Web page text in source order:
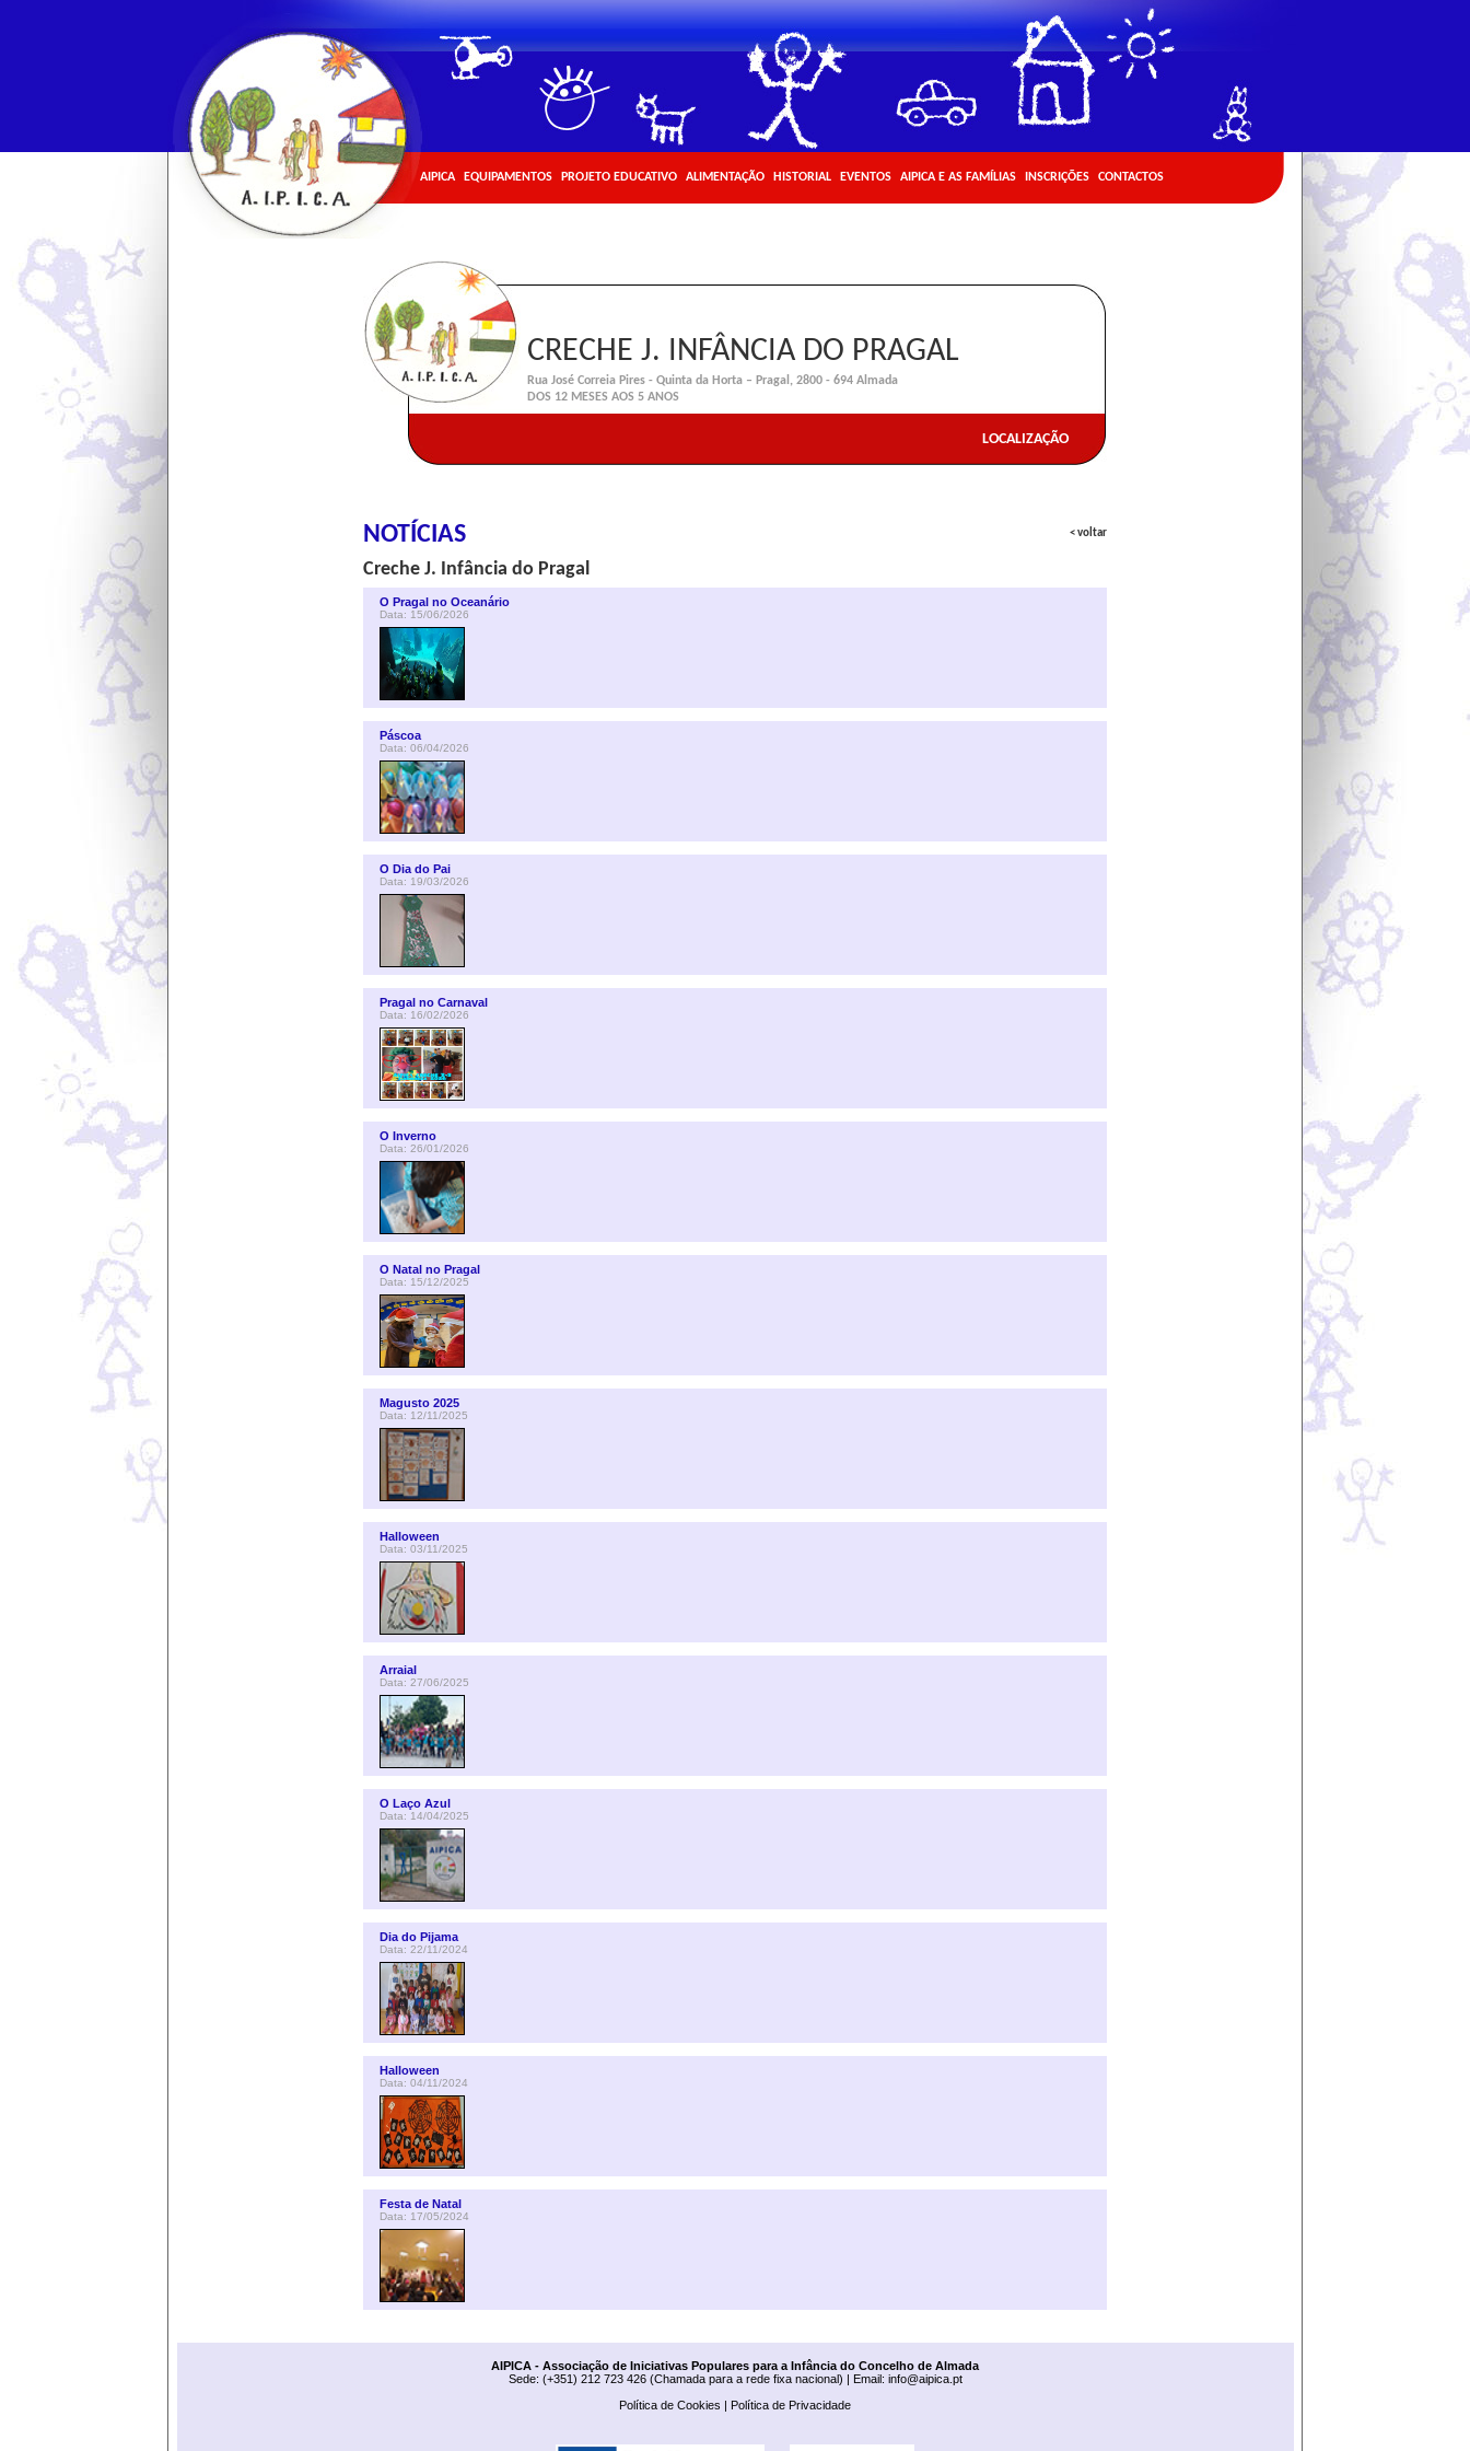
AIPICA EQUIPAMENTOS PROJETO EDUCATIVO ALIMENTAÇÃO HISTORIAL EVENTOS AIPICA E AS FAMÍLIAS INSCRIÇÕES CONTACTOS
CRECHE J. INFÂNCIA DO PRAGAL
Rua José Correia Pires - Quinta da Horta – Pragal, 2800 - 694 Almada
DOS 12 MESES AOS 5 ANOS
LOCALIZAÇÃO
NOTÍCIAS < voltar
Creche J. Infância do Pragal
O Pragal no Oceanário
Data: 15/06/2026
Páscoa
Data: 06/04/2026
O Dia do Pai
Data: 19/03/2026
Pragal no Carnaval
Data: 16/02/2026
O Inverno
Data: 26/01/2026
O Natal no Pragal
Data: 15/12/2025
Magusto 2025
Data: 12/11/2025
Halloween
Data: 03/11/2025
Arraial
Data: 27/06/2025
O Laço Azul
Data: 14/04/2025
Dia do Pijama
Data: 22/11/2024
Halloween
Data: 04/11/2024
Festa de Natal
Data: 17/05/2024
AIPICA - Associação de Iniciativas Populares para a Infância do Concelho de Almada
Sede: (+351) 212 723 426 (Chamada para a rede fixa nacional) | Email: info@aipica.pt
Política de Cookies | Política de Privacidade